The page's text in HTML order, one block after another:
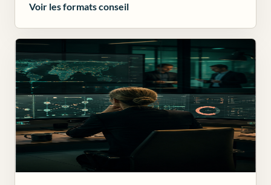
Voir les formats conseil